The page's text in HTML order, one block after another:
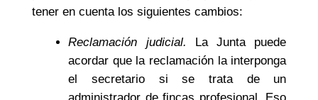
tener en cuenta los siguientes cambios:
Reclamación judicial. La Junta puede
acordar que la reclamación la interponga
el secretario si se trata de un
administrador de fincas profesional. Eso